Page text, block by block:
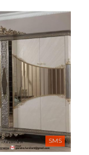
SMS